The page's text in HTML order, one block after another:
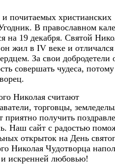
почитаемых христианских
В православном
на 19 декабря. Святой
жил в IV веке и отличался
За свои добродетели
совершать чудеса,
Николая считают
торговцы,
получить
Наш сайт с радостью
открыток на День
Николая Чудотворца
искренней любовью!